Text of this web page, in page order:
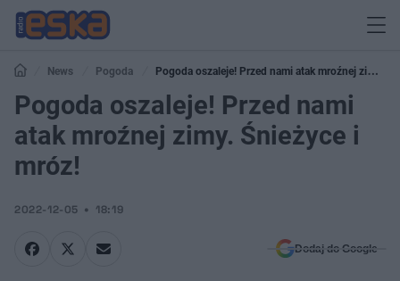
News Pogoda
Pogoda oszaleje! Przed nami atak mroźnej zimy.
Śnieżyce i mróz!
Pogoda oszaleje! Przed nami
atak mroźnej zimy. Śnieżyce i
mróz!
2022-12-05 18:19
Dodaj do Google